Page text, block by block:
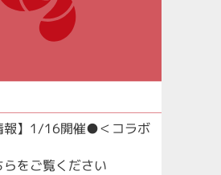
報】1/16開催●＜コラボ
をご覧ください